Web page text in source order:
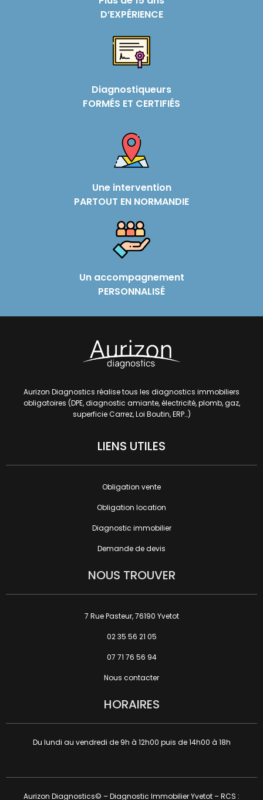
D’EXPÉRIENCE
Diagnostiqueurs
FORMÉS ET CERTIFIÉS
Une intervention
PARTOUT EN NORMANDIE
Un accompagnement
PERSONNALISÉ
Aurizon Diagnostics réalise tous les diagnostics immobiliers
obligatoires (DPE, diagnostic amiante, électricité, plomb, gaz,
superficie Carrez,Loi Boutin, ERP…)
LIENS UTILES
Obligation vente
Obligation location
Diagnostic immobilier
Demande de devis
NOUS TROUVER
7 Rue Pasteur, 76190 Yvetot
02 35 56 21 05
07 71 76 56 94
Nous contacter
HORAIRES
Du lundi au vendredi de 9h à 12h00 puis de 14h00 à 18h
Aurizon Diagnostics© – Diagnostic Immobilier Yvetot – RCS :